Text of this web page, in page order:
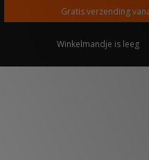
Gratis verzending vanaf
Winkelmandje is leeg